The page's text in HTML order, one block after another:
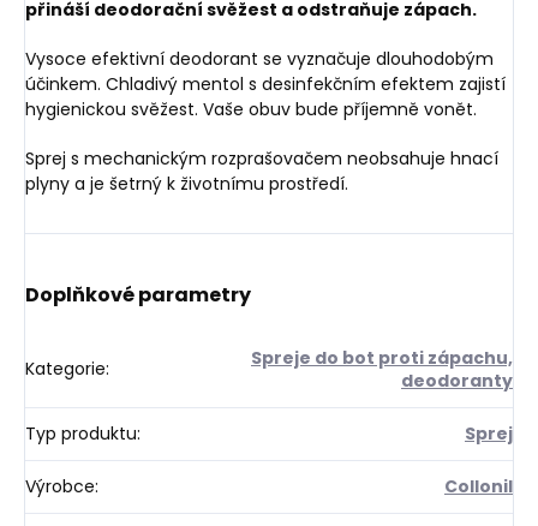
přináší deodorační svěžest a odstraňuje zápach.
Vysoce efektivní deodorant se vyznačuje dlouhodobým
účinkem. Chladivý mentol s desinfekčním efektem zajistí
hygienickou svěžest. Vaše obuv bude příjemně vonět.
Sprej s mechanickým rozprašovačem neobsahuje hnací
plyny a je šetrný k životnímu prostředí.
Doplňkové parametry
Kategorie:
Spreje do bot proti zápachu,
deodoranty
Typ produktu: Sprej
Výrobce: Collonil